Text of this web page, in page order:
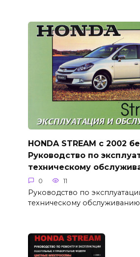
HONDA STREAM с 2002
Руководство по
техническому
0 11
Руководство по
техническому обслуживанию